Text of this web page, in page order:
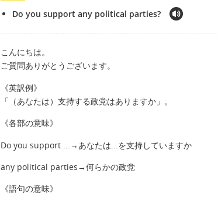
Do you support any political parties?
こんにちは。
ご質問ありがとうございます。
《英訳例》
「（あなたは）支持する政党はありますか」。
《各部の意味》
Do you support ...→あなたは...を支持していますか
any political parties→何らかの政党
《語句の意味》